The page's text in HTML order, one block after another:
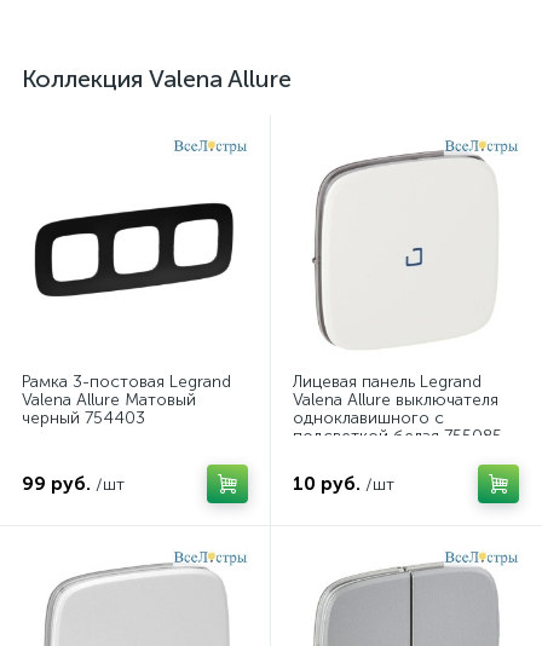
Коллекция Valena Allure
Рамка 3-постовая Legrand
Valena Allure Матовый
черный 754403
99 руб. /шт
Лицевая панель Legrand
Valena Allure выключателя
одноклавишного с
подсветкой белая 755085
10 руб. /шт